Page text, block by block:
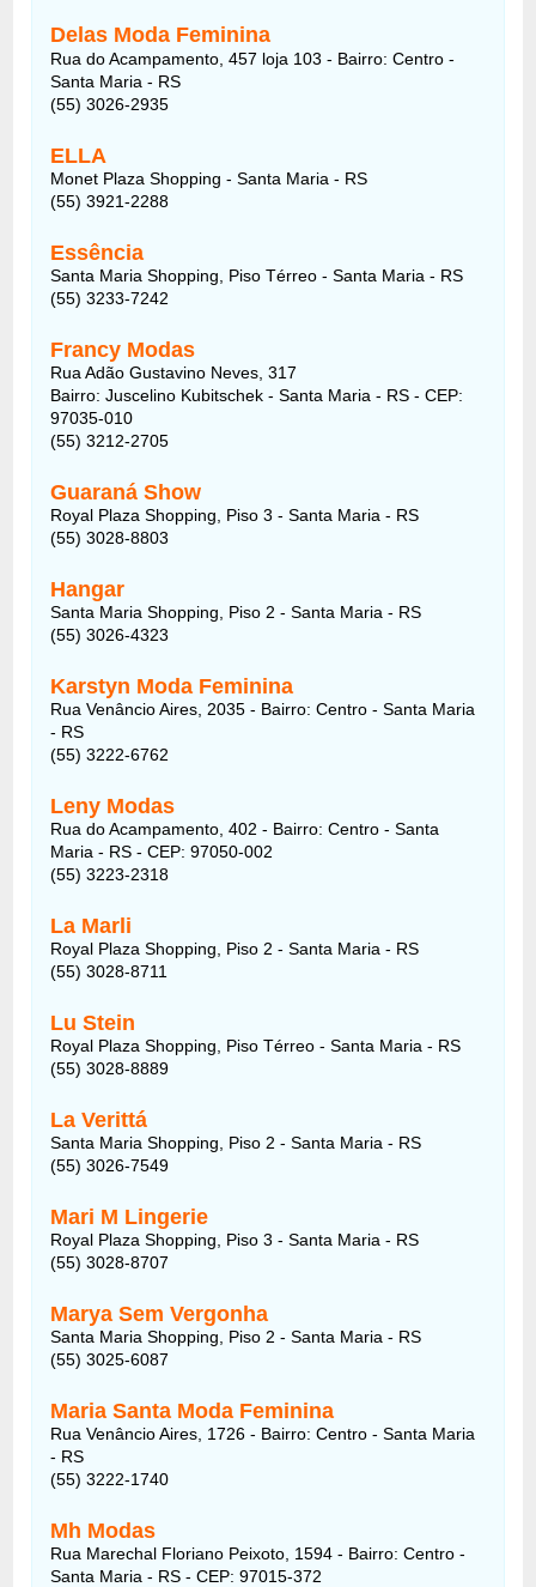
Delas Moda Feminina
Rua do Acampamento, 457 loja 103 - Bairro: Centro -
Santa Maria - RS
(55) 3026-2935
ELLA
Monet Plaza Shopping - Santa Maria - RS
(55) 3921-2288
Essência
Santa Maria Shopping, Piso Térreo - Santa Maria - RS
(55) 3233-7242
Francy Modas
Rua Adão Gustavino Neves, 317
Bairro: Juscelino Kubitschek - Santa Maria - RS - CEP:
97035-010
(55) 3212-2705
Guaraná Show
Royal Plaza Shopping, Piso 3 - Santa Maria - RS
(55) 3028-8803
Hangar
Santa Maria Shopping, Piso 2 - Santa Maria - RS
(55) 3026-4323
Karstyn Moda Feminina
Rua Venâncio Aires, 2035 - Bairro: Centro - Santa Maria
- RS
(55) 3222-6762
Leny Modas
Rua do Acampamento, 402 - Bairro: Centro - Santa
Maria - RS - CEP: 97050-002
(55) 3223-2318
La Marli
Royal Plaza Shopping, Piso 2 - Santa Maria - RS
(55) 3028-8711
Lu Stein
Royal Plaza Shopping, Piso Térreo - Santa Maria - RS
(55) 3028-8889
La Verittá
Santa Maria Shopping, Piso 2 - Santa Maria - RS
(55) 3026-7549
Mari M Lingerie
Royal Plaza Shopping, Piso 3 - Santa Maria - RS
(55) 3028-8707
Marya Sem Vergonha
Santa Maria Shopping, Piso 2 - Santa Maria - RS
(55) 3025-6087
Maria Santa Moda Feminina
Rua Venâncio Aires, 1726 - Bairro: Centro - Santa Maria
- RS
(55) 3222-1740
Mh Modas
Rua Marechal Floriano Peixoto, 1594 - Bairro: Centro -
Santa Maria - RS - CEP: 97015-372